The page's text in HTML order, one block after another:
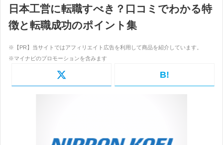
日本工営に転職すべき？口コミでわかる特
徴と転職成功のポイント集
B!